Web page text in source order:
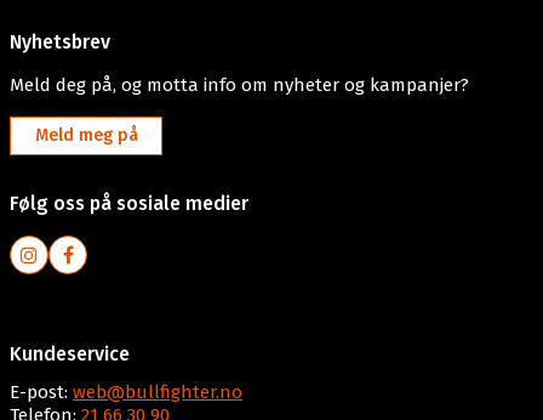
Nyhetsbrev
Meld deg på, og motta info om nyheter og kampanjer?
Meld meg på
Følg oss på sosiale medier
Kundeservice
E-post: web@bullfighter.no
Telefon: 21 66 30 90